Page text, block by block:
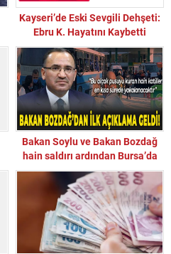
Kayseri’de Eski Sevgili Dehşeti:
Ebru K. Hayatını Kaybetti
Bakan Soylu ve Bakan Bozdağ
hain saldırı ardından Bursa’da